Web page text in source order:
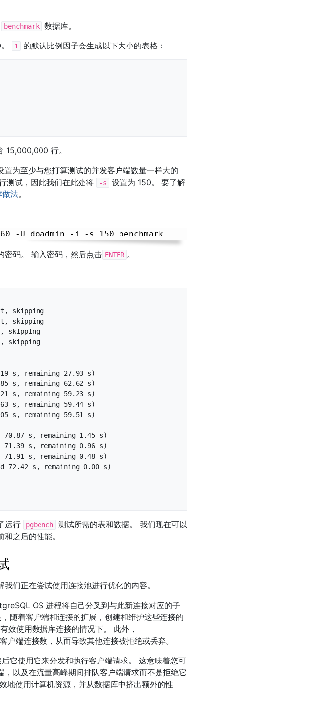
benchmark 数据库。
1 的默认比例因子会生成以下大小的表格：
15,000,000 行。
为至少与您打算测试的并发客户端数量一样大的
测试，因此我们在此处将
-s
设置为 150。 要了解
做法。
密码。 输入密码，然后点击 ENTER 。
skipping
skipping
skipping
skipping
s, remaining 27.93 s)
s, remaining 62.62 s)
s, remaining 59.23 s)
s, remaining 59.44 s)
s, remaining 59.51 s)
70.87 s, remaining 1.45 s)
71.39 s, remaining 0.96 s)
71.91 s, remaining 0.48 s)
72.42 s, remaining 0.00 s)
运行 pgbench
测试所需的表和数据。 我们现在可以
之后的性能。
们正在尝试使用连接池进行优化的内容。
OS 进程将自己分叉到与此新连接对应的子
随着客户端和连接的扩展，创建和维护这些连接的
效使用数据库连接的情况下。 此外，
户端连接数，从而导致其他连接被拒绝或丢弃。
它使用它来分发和执行客户端请求。 这意味着您可
以及在流量高峰期间排队客户端请求而不是拒绝它
地使用计算机资源，并从数据库中挤出额外的性